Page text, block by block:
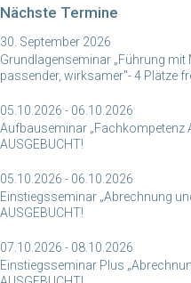
Nächste Termine
30. September 2026
Grundlagenseminar „Führung
passender, wirksamer"- 4 Plätze
05.10.2026 - 06.10.2026
Aufbauseminar „Fachkompetenz
AUSGEBUCHT!
05.10.2026 - 06.10.2026
Einstiegsseminar „Abrechnung
AUSGEBUCHT!
07.10.2026 - 08.10.2026
Einstiegsseminar Plus